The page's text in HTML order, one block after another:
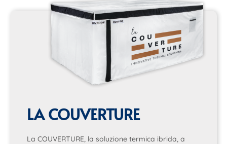
LA COUVERTURE
La COUVERTURE, la soluzione termica ibrida, a